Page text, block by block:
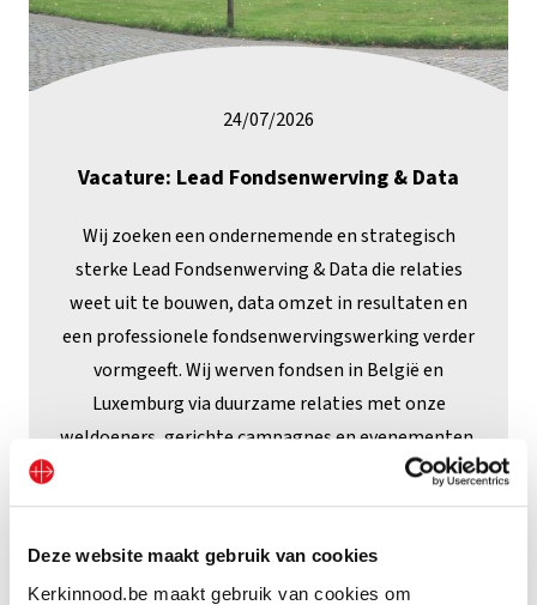
Deze website maakt gebruik van cookies
Kerkinnood.be maakt gebruik van cookies om
24/07/2026
Vacature: Lead Fondsenwerving & Data
Wij zoeken een ondernemende en strategisch
sterke Lead Fondsenwerving & Data die relaties
weet uit te bouwen, data omzet in resultaten en
een professionele fondsenwervingswerking verder
vormgeeft. Wij werven fondsen in België en
Luxemburg via duurzame relaties met onze
weldoeners, gerichte campagnes en evenementen.
Daarbij zetten we data strategisch in. Solliciteren
kan tot 10 september 2026.
Lees meer